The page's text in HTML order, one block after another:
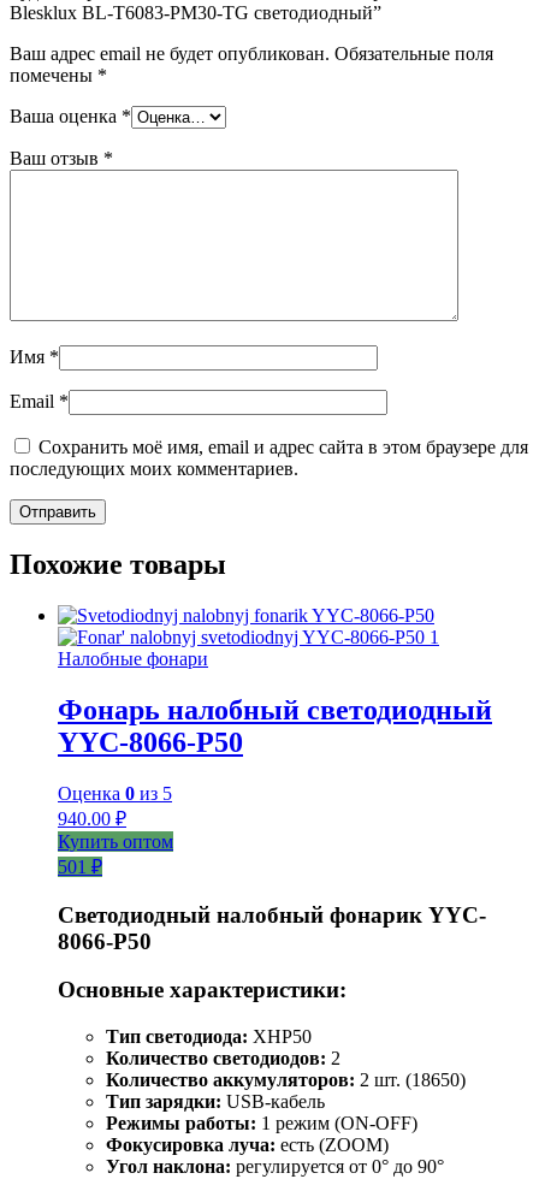
Blesklux BL-T6083-PM30-TG светодиодный”
Ваш адрес email не будет опубликован. Обязательные поля
помечены *
Ваша оценка *
Ваш отзыв *
Имя *
Email *
Сохранить моё имя, email и адрес сайта в этом браузере для
последующих моих комментариев.
Похожие товары
Налобные фонари
Фонарь налобный светодиодный
YYC-8066-P50
Оценка 0 из 5
940.00 ₽
Купить оптом
501 ₽
Светодиодный налобный фонарик YYC-
8066-P50
Основные характеристики:
Тип светодиода: XHP50
Количество светодиодов: 2
Количество аккумуляторов: 2 шт. (18650)
Тип зарядки: USB-кабель
Режимы работы: 1 режим (ON-OFF)
Фокусировка луча: есть (ZOOM)
Угол наклона: регулируется от 0° до 90°